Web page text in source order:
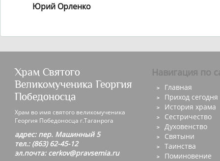
Юрий Орленко
Храм Святого
Великомученика Георгия
Победоносца
Храм во имя святого великомученика
Георгия Победоносца г.Таганрога
адрес: пер. Машинный 5
тел.: (863) 62-45-12
эл.почта: cerkov@pravsemia.ru
Навигация по
Главная
Приход сегодня
История храма
Сестричество
Духовенство
Святыни
Таинства
Поминовение